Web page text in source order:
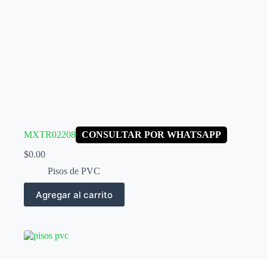
MXTR02208 CONSULTAR POR WHATSAPP
$0.00
Pisos de PVC
Agregar al carrito